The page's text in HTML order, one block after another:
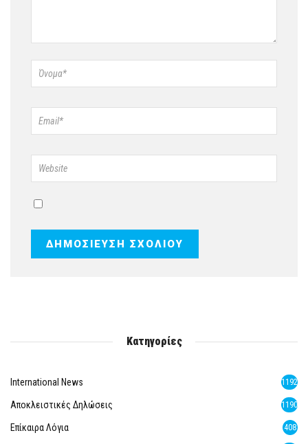
Κατηγορίες
International News 1192
Αποκλειστικές Δηλώσεις 1190
Επίκαιρα Λόγια 408